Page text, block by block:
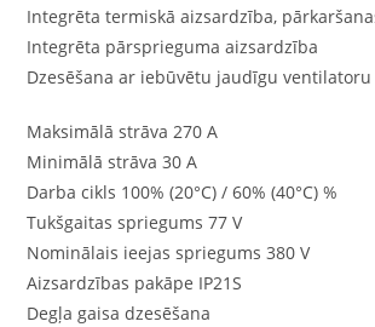
Integrēta termiskā aizsardzība,
Integrēta pārsprieguma aizsardzība
Dzesēšana ar iebūvētu jaudīgu ventilatoru
Maksimālā strāva 270 A
Minimālā strāva 30 A
Darba cikls 100% (20°С) / 60% (40°С) %
Tukšgaitas spriegums 77 V
Nominālais ieejas spriegums 380 V
Aizsardzības pakāpe IP21S
Degļa gaisa dzesēšana